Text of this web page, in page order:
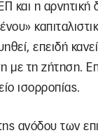
και η
επειδή
με τη ζήτηση.
ισορροπίας.
ανόδου των